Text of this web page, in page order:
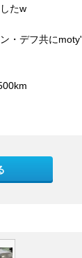
たw
・デフ共に